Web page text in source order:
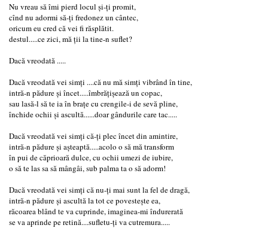
Nu vreau să îmi pierd locul și-ți promit,
cînd nu adormi să-ți fredonez un cântec,
oricum eu cred că vei fi răsplătit.
destul.....ce zici, mă ții la tine-n suflet?
Dacă vreodată .....
Dacă vreodată vei simți ....că nu mă simți vibrând în tine,
intră-n pădure și încet.....îmbrățișează un copac,
sau lasă-l să te ia în brațe cu crengile-i de sevă pline,
închide ochii și ascultă......doar gândurile care tac.....
Dacă vreodată vei simți că-ți plec încet din amintire,
intră-n pădure și așteaptă.....acolo o să mă transform
în pui de căprioară dulce, cu ochii umezi de iubire,
o să te las sa să mângâi, sub palma ta o să adorm!
Dacă vreodată vei simți că nu-ți mai sunt la fel de dragă,
intră-n pădure și ascultă la tot ce povestește ea,
răcoarea blând te va cuprinde, imaginea-mi îndurerată
se va aprinde pe retină....sufletu-ți va cutremura.....